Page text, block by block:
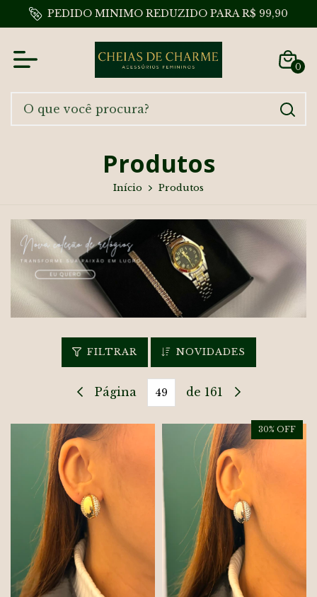
PEDIDO MINIMO REDUZIDO PARA R$ 99,90
0
Produtos
Início Produtos
FILTRAR NOVIDADES
Página de 161
30% OFF